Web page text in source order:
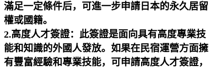
滿足一定條件后，可進一步申請日本的永久居留
權或國籍。
2.高度人才簽證：此簽證是面向具有高度專業技
能和知識的外國人發放。如果在民宿運營方面擁
有豐富經驗和專業技能，可申請高度人才簽證，